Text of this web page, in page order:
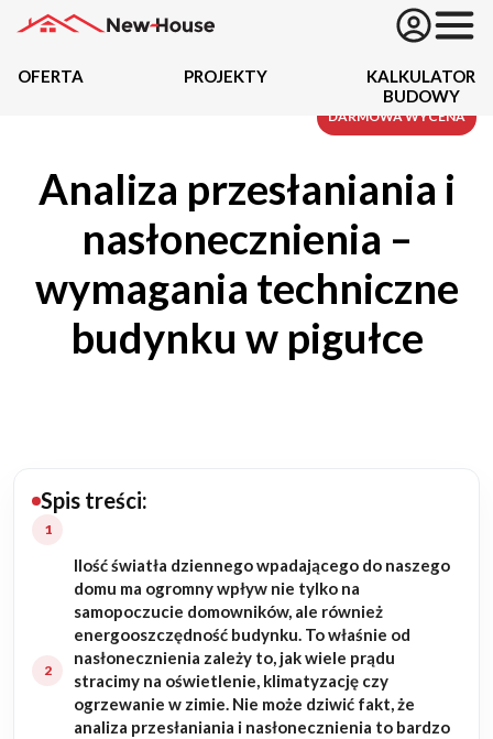
Oferta
Kredyty
Dokumentacja
Budowa domu
Rezydencje
Rozbudowa
Remonty
OFERTA PROJEKTY
KALKULATOR
BUDOWY
Analiza przesłaniania i
nasłonecznienia –
wymagania techniczne
budynku w pigułce
Spis treści:
Ilość światła dziennego wpadającego do naszego
domu ma ogromny wpływ nie tylko na
samopoczucie domowników, ale również
energooszczędność budynku. To właśnie od
nasłonecznienia zależy to, jak wiele prądu
stracimy na oświetlenie, klimatyzację czy
ogrzewanie w zimie. Nie może dziwić fakt, że
analiza przesłaniania i nasłonecznienia to bardzo
DARMOWA WYCENA